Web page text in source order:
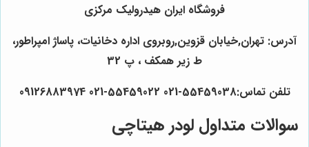
فروشگاه ایران هیدرولیک مرکزی
آدرس: تهران,خیابان قزوین,روبروی اداره دخانیات، پاساژ امپراطور،
ط زیر همکف ، پ 32
تلفن تماس:55459038-021 55459022-021 09126883974
سوالات متداول لودر هیتاچی